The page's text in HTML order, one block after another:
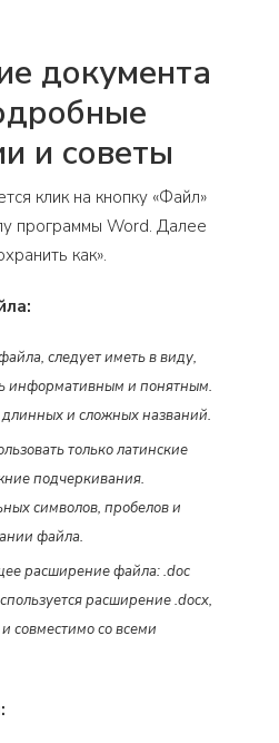
документа
и советы
клик на кнопку «Файл»
программы Word. Далее
как».
следует иметь в виду,
информативным и понятным.
и сложных названий.
только латинские
подчеркивания.
символов, пробелов и
файла.
расширение файла: .doc
расширение .docx,
совместимо со всеми